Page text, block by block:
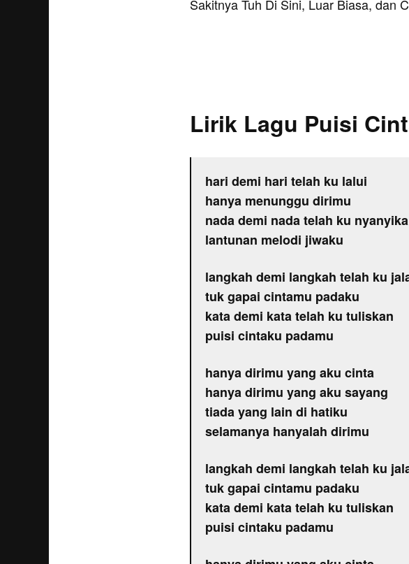
Sakitnya Tuh Di Sini, Luar Biasa, dan
Lirik Lagu Puisi
hari demi hari telah ku lalui
hanya menunggu dirimu
nada demi nada telah ku
lantunan melodi jiwaku
langkah demi langkah telah ku
tuk gapai cintamu padaku
kata demi kata telah ku tuliskan
puisi cintaku padamu
hanya dirimu yang aku cinta
hanya dirimu yang aku sayang
tiada yang lain di hatiku
selamanya hanyalah dirimu
langkah demi langkah telah ku
tuk gapai cintamu padaku
kata demi kata telah ku tuliskan
puisi cintaku padamu